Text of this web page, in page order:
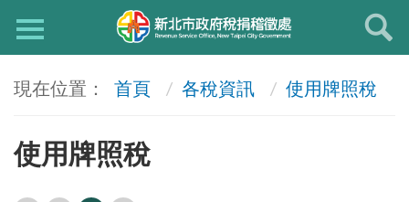
首頁 各稅資訊 使用牌照稅
使用牌照稅